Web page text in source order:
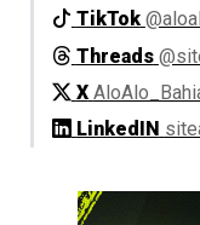
TikTok
Threads
X
LinkedIN